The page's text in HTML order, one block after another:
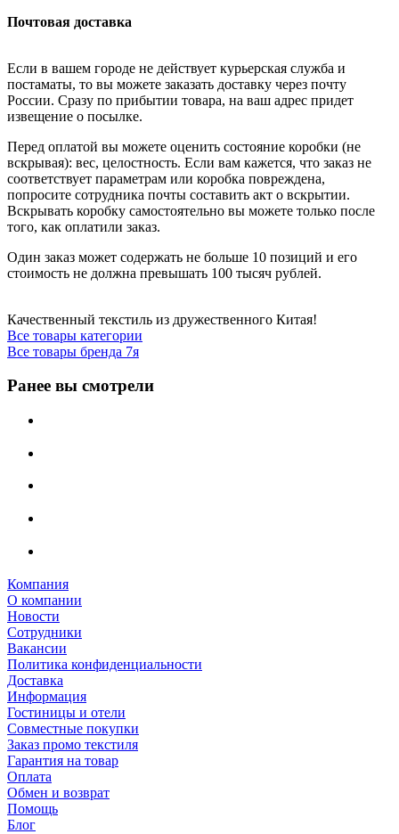
Почтовая доставка
Если в вашем городе не действует курьерская служба и
постаматы, то вы можете заказать доставку через почту
России. Сразу по прибытии товара, на ваш адрес придет
извещение о посылке.
Перед оплатой вы можете оценить состояние коробки (не
вскрывая): вес, целостность. Если вам кажется, что заказ не
соответствует параметрам или коробка повреждена,
попросите сотрудника почты составить акт о вскрытии.
Вскрывать коробку самостоятельно вы можете только после
того, как оплатили заказ.
Один заказ может содержать не больше 10 позиций и его
стоимость не должна превышать 100 тысяч рублей.
Качественный текстиль из дружественного Китая!
Все товары категории
Все товары бренда 7я
Ранее вы смотрели
Компания
О компании
Новости
Сотрудники
Вакансии
Политика конфиденциальности
Доставка
Информация
Гостиницы и отели
Совместные покупки
Заказ промо текстиля
Гарантия на товар
Оплата
Обмен и возврат
Помощь
Блог